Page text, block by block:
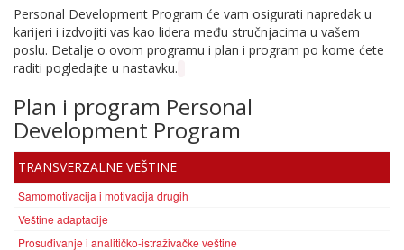
Personal Development Program će vam osigurati napredak u
karijeri i izdvojiti vas kao lidera među stručnjacima u vašem
poslu. Detalje o ovom programu i plan i program po kome ćete
raditi pogledajte u nastavku.
Plan i program Personal
Development Program
TRANSVERZALNE VEŠTINE
Samomotivacija i motivacija drugih
Veštine adaptacije
Prosuđivanje i analitičko-istraživačke veštine